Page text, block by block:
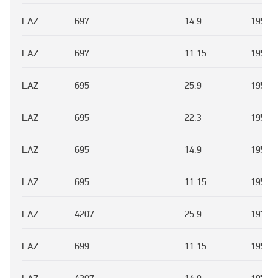
LAZ 697 14.9
LAZ 697 11.15
LAZ 695 25.9
LAZ 695 22.3
LAZ 695 14.9
LAZ 695 11.15
LAZ 4207 25.9
LAZ 699 11.15